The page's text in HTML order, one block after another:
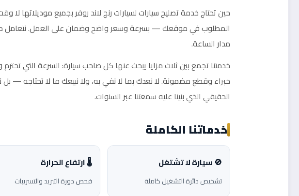
حين تحتاج خدمة تصليح سيارات لسيارات رنج لاند روفر بجميع موديلاتها لا
المطلوب في موقعك — بسرعة وسعر واضح وضمان على العمل. نتعامل مع
مدار الساعة.
خدمتنا تجمع بين ثلاث مزايا يبحث عنها كل صاحب سيارة: السرعة التي
خبراء وقطع مضمونة. لا نعدك بما لا نفي به، ولا نبيعك ما لا تحتاجه
الحقيقي الذي بنينا عليه سمعتنا عبر السنوات.
خدماتنا الكاملة
🚫 سيارة لا تشتغل
تشخيص دائرة التشغيل كاملة
🌡️ ارتفاع الحرارة
فحص دورة التبريد والتسريبات